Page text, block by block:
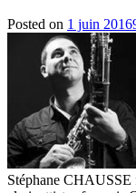
Posted on 1 juin 2016
Stéphane CHAUSSE